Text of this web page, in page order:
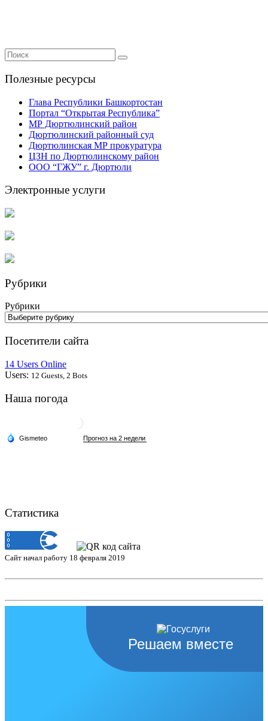
Полезные ресурсы
Глава Республики Башкортостан
Портал “Открытая Республика”
МР Дюртюлинский район
Дюртюлинский районный суд
Дюртюлинская МР прокуратура
ЦЗН по Дюртюлинскому район
ООО “ГЖУ” г. Дюртюли
Электронные услуги
Рубрики
Рубрики
Посетители сайта
14 Users Online
Users: 12 Guests, 2 Bots
Наша погода
Статистика
Сайт начал работу 18 февраля 2019
Решаем вместе